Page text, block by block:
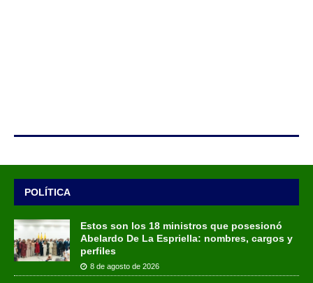
POLÍTICA
Estos son los 18 ministros que posesionó
Abelardo De La Espriella: nombres, cargos y
perfiles
8 de agosto de 2026